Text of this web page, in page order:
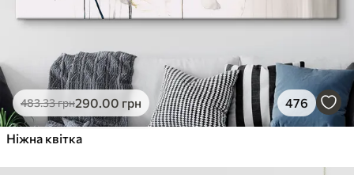
483.33грн290.00 грн 476
Ніжна квітка